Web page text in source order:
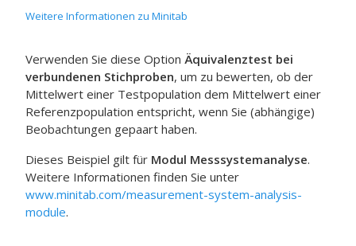
Weitere Informationen zu Minitab
Verwenden Sie diese Option Äquivalenztest bei
verbundenen Stichproben, um zu bewerten, ob der
Mittelwert einer Testpopulation dem Mittelwert einer
Referenzpopulation entspricht, wenn Sie (abhängige)
Beobachtungen gepaart haben.
Dieses Beispiel gilt für Modul Messsystemanalyse.
Weitere Informationen finden Sie unter
www.minitab.com/measurement-system-analysis-
module.